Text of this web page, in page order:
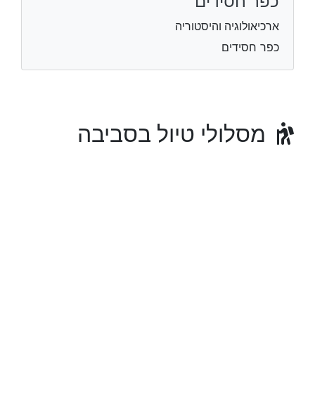
ארכיאולוגיה והיסטוריה
כפר חסידים
מסלולי טיול בסביבה